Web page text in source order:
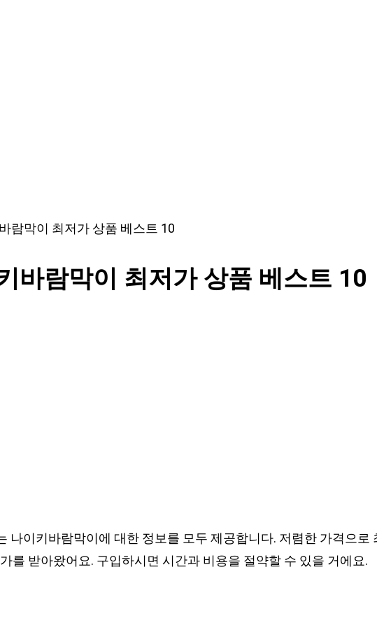
람막이 최저가 상품 베스트 10
바람막이 최저가 상품 베스트 10
나이키바람막이에 대한 정보를 모두 제공합니다. 저렴한 가격으로
를 받아왔어요. 구입하시면 시간과 비용을 절약할 수 있을 거에요.